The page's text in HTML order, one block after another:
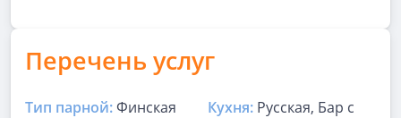
Перечень услуг
Тип парной:Финская
Кухня: Русская, Бар с